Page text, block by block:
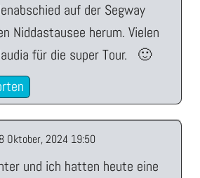
auf der Segway
Niddastausee herum. Vielen
für die super Tour. 🙂
Oktober, 2024 19:50
und ich hatten heute eine